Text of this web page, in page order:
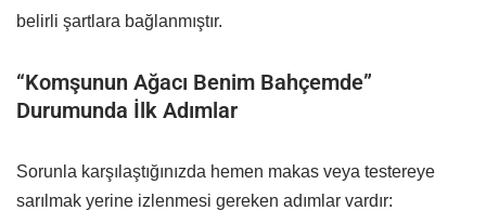
belirli şartlara bağlanmıştır.
“Komşunun Ağacı Benim Bahçemde”
Durumunda İlk Adımlar
Sorunla karşılaştığınızda hemen makas veya testereye
sarılmak yerine izlenmesi gereken adımlar vardır: